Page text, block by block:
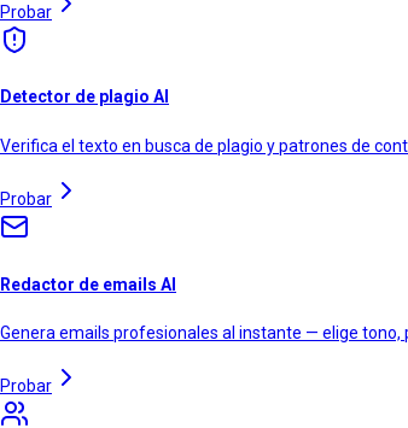
Probar
Detector de plagio AI
Verifica el texto en busca de plagio y patrones de
Probar
Redactor de emails AI
Genera emails profesionales al instante — elige
Probar